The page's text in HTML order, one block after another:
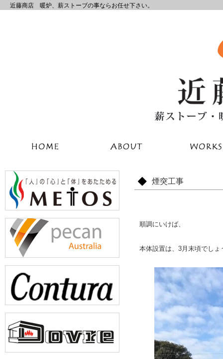
近藤商店 暖炉、薪ストーブの事ならお任せ下さい。
煙突工事
順調にいけば、
本体設置は、3月末頃でしょ